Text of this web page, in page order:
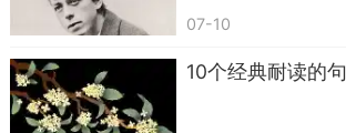
42.丈二和尚——摸不着头脑
43.扁担挑水——一心挂了两头
44.钉子碰钉子——硬碰硬
07-10
10个经典耐读的